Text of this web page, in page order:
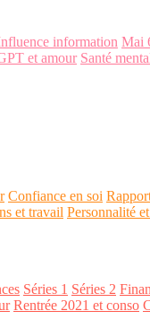
information Mai
et amour Santé
Confiance en soi
et travail Personnalité
Séries 1 Séries 2
Rentrée 2021 et conso